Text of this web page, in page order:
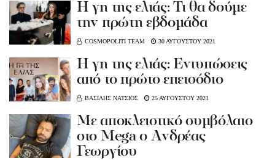
Η γη της ελιάς: Τι θα δούμε
την πρώτη εβδομάδα
COSMOPOLITI TEAM 30 ΑΥΓΟΥΣΤΟΥ 2021
Η γη της ελιάς: Εντυπώσεις
από το πρώτο επεισόδιο
ΒΑΣΙΛΗΣ ΝΑΤΣΙΟΣ 25 ΑΥΓΟΥΣΤΟΥ 2021
Με αποκλειστικό συμβόλαιο
στο Μega o Aνδρέας
Γεωργίου